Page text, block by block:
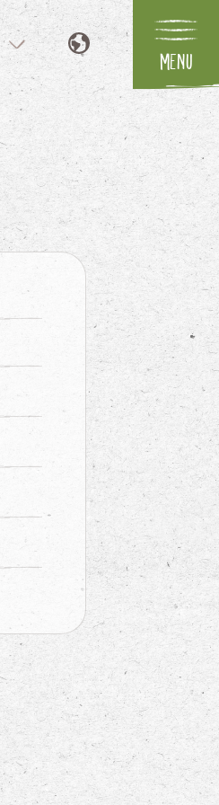
NL
EN
FR
IT
Menu